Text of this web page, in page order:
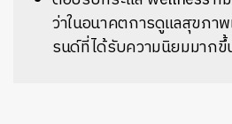
ว่าในอนาคตการดูแลสุขภาพ
รนด์ที่ได้รับความนิยมมากขึ้